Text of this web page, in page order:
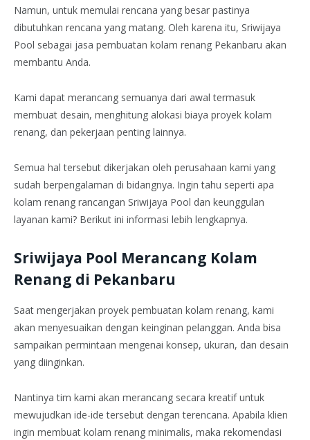
Namun, untuk memulai rencana yang besar pastinya
dibutuhkan rencana yang matang. Oleh karena itu, Sriwijaya
Pool sebagai jasa pembuatan kolam renang Pekanbaru akan
membantu Anda.
Kami dapat merancang semuanya dari awal termasuk
membuat desain, menghitung alokasi biaya proyek kolam
renang, dan pekerjaan penting lainnya.
Semua hal tersebut dikerjakan oleh perusahaan kami yang
sudah berpengalaman di bidangnya. Ingin tahu seperti apa
kolam renang rancangan Sriwijaya Pool dan keunggulan
layanan kami? Berikut ini informasi lebih lengkapnya.
Sriwijaya Pool Merancang Kolam
Renang di Pekanbaru
Saat mengerjakan proyek pembuatan kolam renang, kami
akan menyesuaikan dengan keinginan pelanggan. Anda bisa
sampaikan permintaan mengenai konsep, ukuran, dan desain
yang diinginkan.
Nantinya tim kami akan merancang secara kreatif untuk
mewujudkan ide-ide tersebut dengan terencana. Apabila klien
ingin membuat kolam renang minimalis, maka rekomendasi